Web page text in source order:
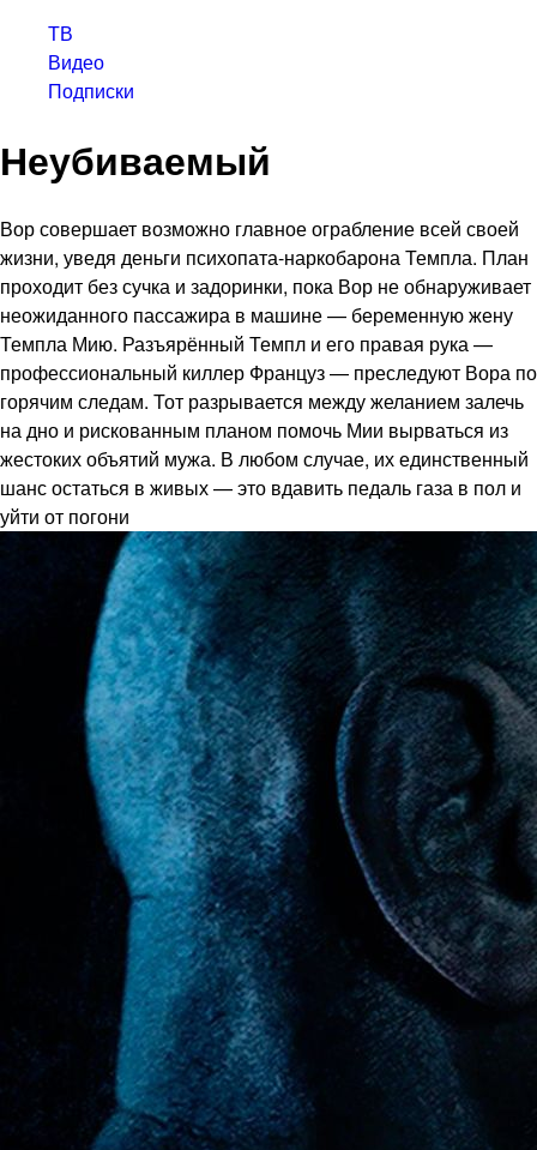
ТВ
Видео
Подписки
Неубиваемый
Вор совершает возможно главное ограбление всей своей
жизни, уведя деньги психопата-наркобарона Темпла. План
проходит без сучка и задоринки, пока Вор не обнаруживает
неожиданного пассажира в машине — беременную жену
Темпла Мию. Разъярённый Темпл и его правая рука —
профессиональный киллер Француз — преследуют Вора по
горячим следам. Тот разрывается между желанием залечь
на дно и рискованным планом помочь Мии вырваться из
жестоких объятий мужа. В любом случае, их единственный
шанс остаться в живых — это вдавить педаль газа в пол и
уйти от погони